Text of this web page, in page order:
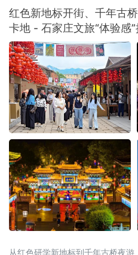
从“打卡式”到“入戏式”的消费变革
文旅消费季，各地落地超3万场特
国务院近期批复的《扩大消费“十五
红色新地标开街、千年古
卡地 - 石家庄文旅“体验感
从红色研学新地标到千年古桥夜